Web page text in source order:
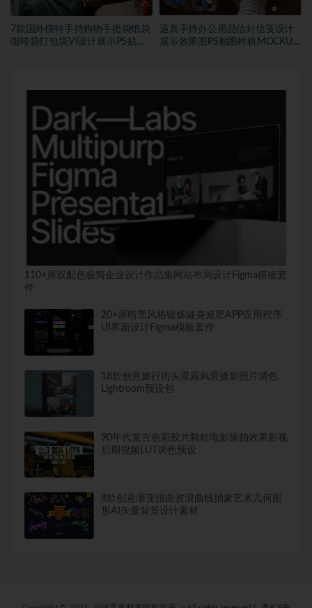
7款国外模特手持购物手提袋纸袋
咖啡袋打包袋VI设计展示PS贴图
逼真手持办公用品信封信笺设计
展示效果图PS贴图样机MOCKUP
110+屏双配色极简企业设计作品集网站布局设计Figma模板套
件
20+屏暗黑风格锻炼健身减肥APP应用程序
UI界面设计Figma模板套件
18款创意旅行街头景观风景摄影照片调色
Lightroom预设包
90年代复古色彩胶片颗粒电影旅拍效果影视
后期视频LUT调色预设
8款创意渐变扭曲波浪曲线抽象艺术几何图
形AI矢量背景设计素材